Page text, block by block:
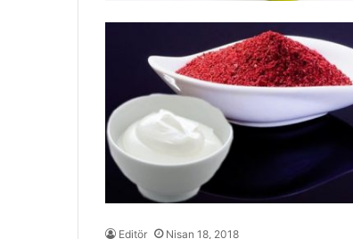
Editör Nisan 18, 2018